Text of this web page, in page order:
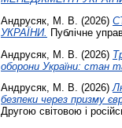
Андрусяк, М. В. (2026)
УКРАЇНИ. Публічне
Андрусяк, М. В. (2026)
оборони України: стан
Андрусяк, М. В. (2026)
безпеки через призму
Другою світовою і